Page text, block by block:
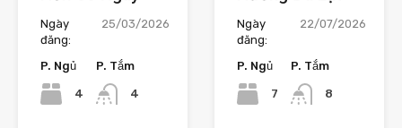
Ngày
đăng:
25/03/2026
P. Ngủ
4
P. Tắm
4
Ngày
đăng:
22/07/2026
P. Ngủ
7
P. Tắm
8